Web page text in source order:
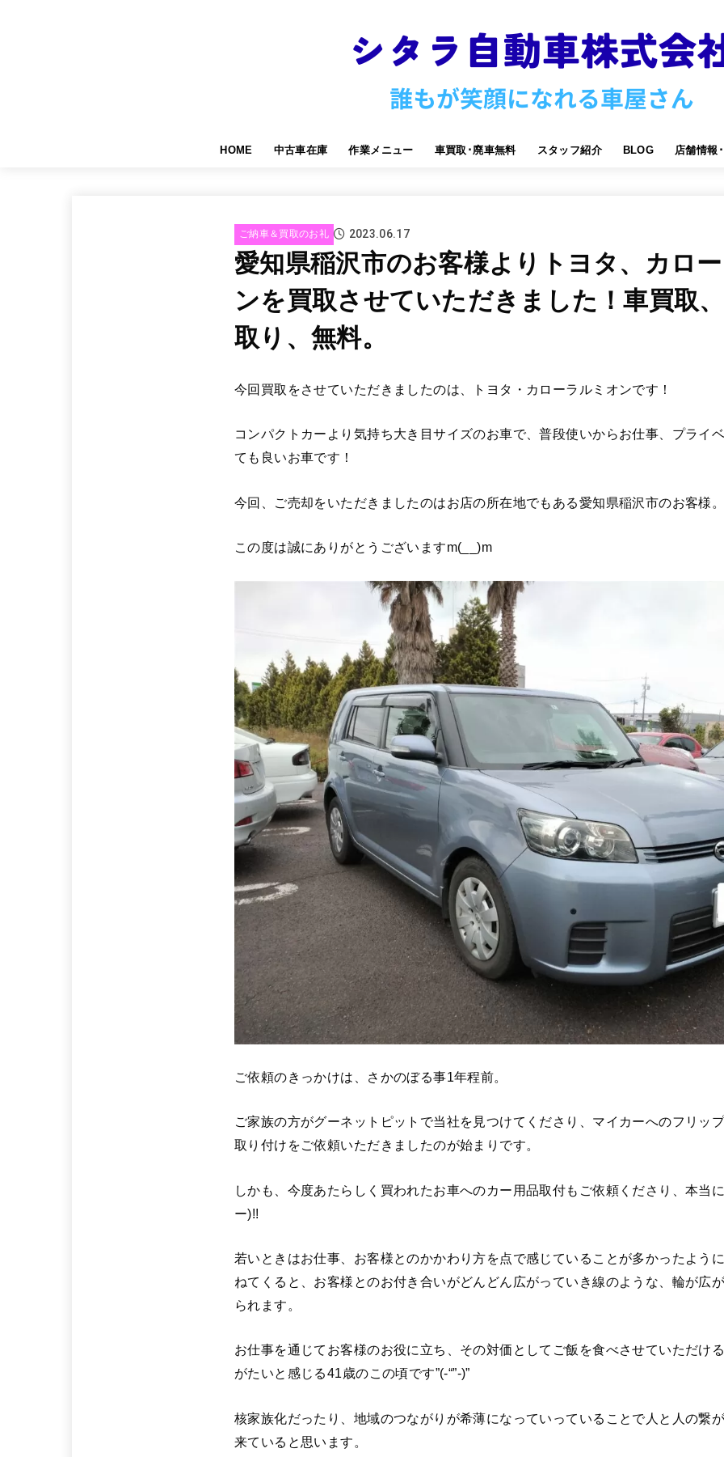
HOME 中古車在庫 作業メニュー 車買取･廃車無料 スタッフ紹介 BLOG 店舗情報
ご納車＆買取のお礼 2023.06.17
愛知県稲沢市のお客様よりトヨタ、カロ
ンを買取させていただきました！車買取
取り、無料。
今回買取をさせていただきましたのは、トヨタ・カローラルミオンです！
コンパクトカーより気持ち大き目サイズのお車で、普段使いからお仕事、プライ
ても良いお車です！
今回、ご売却をいただきましたのはお店の所在地でもある愛知県稲沢市のお客様
この度は誠にありがとうございますm(__)m
ご依頼のきっかけは、さかのぼる事1年程前。
ご家族の方がグーネットピットで当社を見つけてくださり、マイカーへのフリッ
取り付けをご依頼いただきましたのが始まりです。
しかも、今度あたらしく買われたお車へのカー用品取付もご依頼くださり、本当
ー)!!
若いときはお仕事、お客様とのかかわり方を点で感じていることが多かったよう
ねてくると、お客様とのお付き合いがどんどん広がっていき線のような、輪が広
られます。
お仕事を通じてお客様のお役に立ち、その対価としてご飯を食べさせていただけ
がたいと感じる41歳のこの頃です”(-“”-)”
核家族化だったり、地域のつながりが希薄になっていっていることで人と人の繋
来ていると思います。